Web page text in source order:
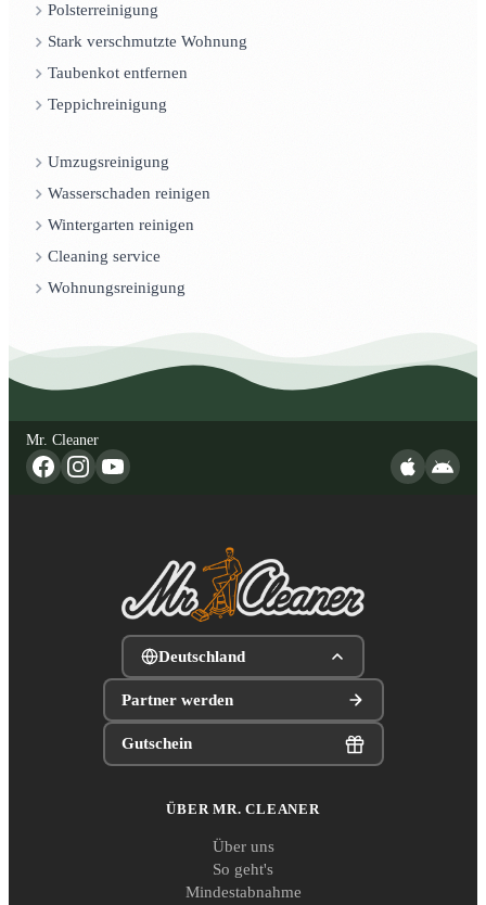
Polsterreinigung
Stark verschmutzte Wohnung
Taubenkot entfernen
Teppichreinigung
Umzugsreinigung
Wasserschaden reinigen
Wintergarten reinigen
Cleaning service
Wohnungsreinigung
Mr. Cleaner
Deutschland
Partner werden
Gutschein
ÜBER MR. CLEANER
Über uns
So geht's
Mindestabnahme